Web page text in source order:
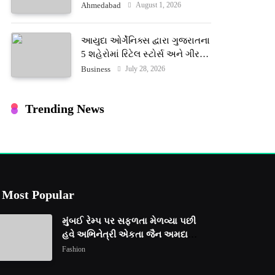
ટેરોટ રીડર પુનિતજી લુલ્લા એ ટેરોટ
Ahmedabad August 1, 2026
આયુદા ઓર્ગેનિક્સ દ્વારા ગુજરાતના
5 શહેરોમાં રિટેલ સ્ટોર્સ અને ગીર
ગાયના વૈદિક વલોણા ઘી-દૂધની શુદ્ધ
Business July 28, 2026
Trending News
Most Popular
મુંબઈ રેમ્પ પર સફળતા મેળવ્યા પછી
હવે અભિનેત્રી એકતા જૈન અમદાવાદ
ફેશન વીકમાં પોતાની પ્રતિભા
Fashion